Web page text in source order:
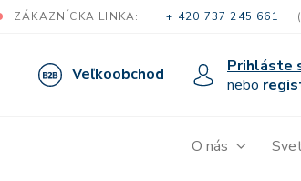
ZÁKAZNÍCKA LINKA: + 420 737 245 661
Veľkoobchod
Prihláste
nebo
O nás